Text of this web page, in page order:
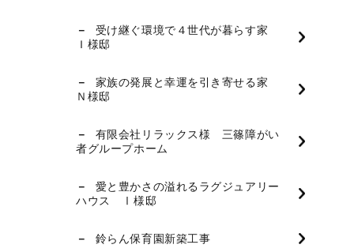
受け継ぐ環境で４世代が暮らす家
Ｉ様邸
家族の発展と幸運を引き寄せる家
Ｎ様邸
有限会社リラックス様 三篠障がい
者グループホーム
愛と豊かさの溢れるラグジュアリー
ハウス Ⅰ様邸
鈴らん保育園新築工事